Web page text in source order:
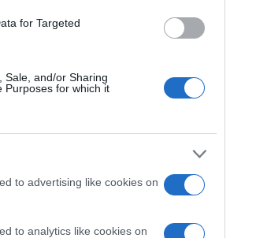
for Targeted
Sale, and/or Sharing
Purposes for which it
to advertising like cookies on
to analytics like cookies on